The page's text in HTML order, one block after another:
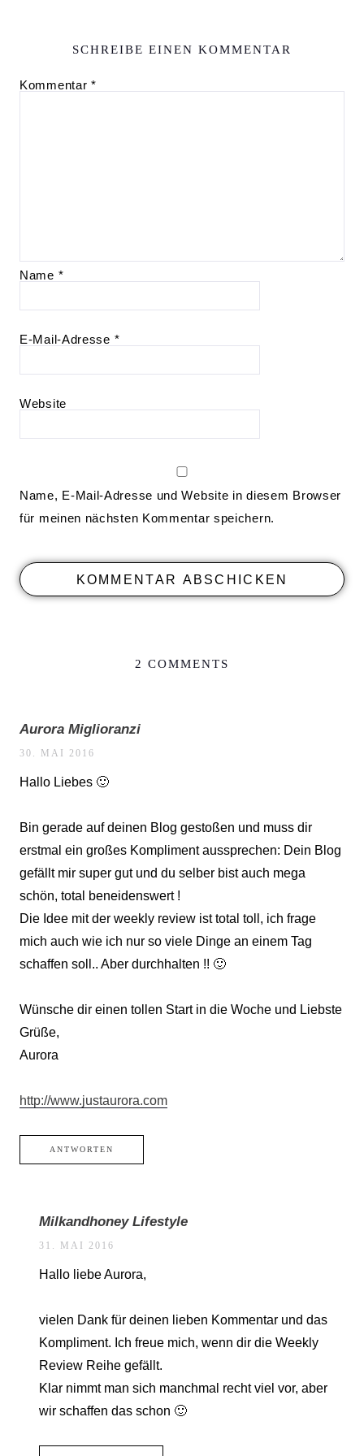
SCHREIBE EINEN KOMMENTAR
Kommentar *
Name *
E-Mail-Adresse *
Website
Name, E-Mail-Adresse und Website in diesem Browser
für meinen nächsten Kommentar speichern.
2 COMMENTS
Aurora Miglioranzi
30. MAI 2016
Hallo Liebes 🙂
Bin gerade auf deinen Blog gestoßen und muss dir
erstmal ein großes Kompliment aussprechen: Dein Blog
gefällt mir super gut und du selber bist auch mega
schön, total beneidenswert !
Die Idee mit der weekly review ist total toll, ich frage
mich auch wie ich nur so viele Dinge an einem Tag
schaffen soll.. Aber durchhalten !! 🙂
Wünsche dir einen tollen Start in die Woche und Liebste
Grüße,
Aurora
http://www.justaurora.com
ANTWORTEN
Milkandhoney Lifestyle
31. MAI 2016
Hallo liebe Aurora,
vielen Dank für deinen lieben Kommentar und das
Kompliment. Ich freue mich, wenn dir die Weekly
Review Reihe gefällt.
Klar nimmt man sich manchmal recht viel vor, aber
wir schaffen das schon 🙂